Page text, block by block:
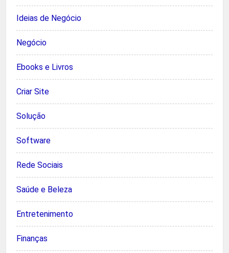
Ideias de Negócio
Negócio
Ebooks e Livros
Criar Site
Solução
Software
Rede Sociais
Saúde e Beleza
Entretenimento
Finanças